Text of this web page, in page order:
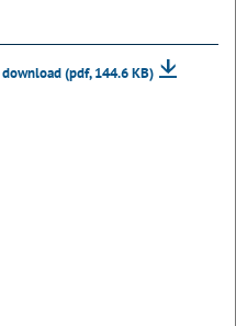
download(pdf, 144.6 KB)